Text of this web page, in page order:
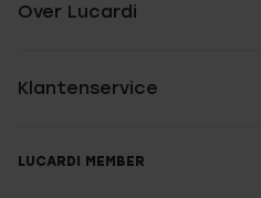
Over Lucardi
Klantenservice
LUCARDI MEMBER